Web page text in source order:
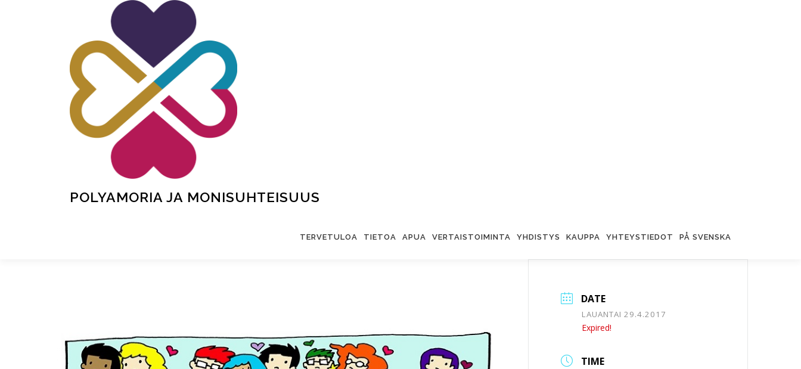
POLYAMORIA JA MONISUHTEISUUS
TERVETULOA TIETOA APUA VERTAISTOIMINTA YHDISTYS KAUPPA YHTEYSTIEDOT PÅ SVENSKA
DATE
LAUANTAI 29.4.2017
Expired!
TIME